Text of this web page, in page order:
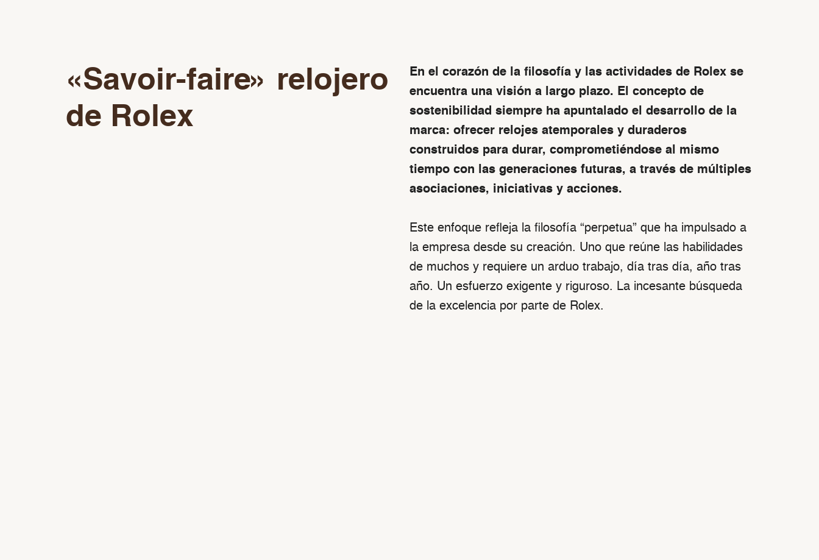
«Savoir-faire» relojero
de Rolex
En el corazón de la filosofía y las actividades de Rolex se
encuentra una visión a largo plazo. El concepto de
sostenibilidad siempre ha apuntalado el desarrollo de la
marca: ofrecer relojes atemporales y duraderos
construidos para durar, comprometiéndose al mismo
tiempo con las generaciones futuras, a través de múltiples
asociaciones, iniciativas y acciones.
Este enfoque refleja la filosofía “perpetua” que ha impulsado a
la empresa desde su creación. Uno que reúne las habilidades
de muchos y requiere un arduo trabajo, día tras día, año tras
año. Un esfuerzo exigente y riguroso. La incesante búsqueda
de la excelencia por parte de Rolex.